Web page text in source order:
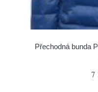
Přechodná bunda
7